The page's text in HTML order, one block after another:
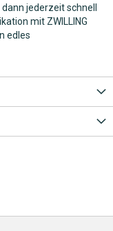
jederzeit schnell
mit ZWILLING
edles